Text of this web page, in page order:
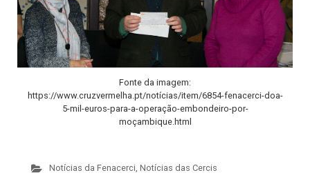
Fonte da imagem:
https://www.cruzvermelha.pt/notícias/item/6854-fenacerci-doa-
5-mil-euros-para-a-operação-embondeiro-por-
moçambique.html
Notícias da Fenacerci, Notícias das Cercis